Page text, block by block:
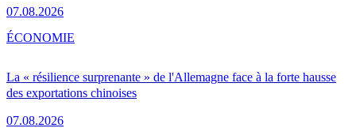
07.08.2026
La « résilience surprenante » de l'Allemagne face à la forte hausse
des exportations chinoises
07.08.2026
ÉCONOMIE